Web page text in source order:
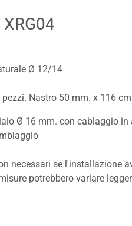
XRG04
Ø 12/14
Nastro 50 mm. x 116
Ø 16 mm. con cablaggio
necessari se l'installazione
potrebbero variare